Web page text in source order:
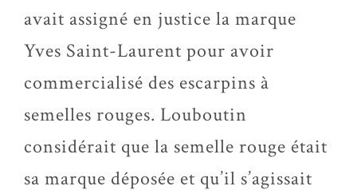
avait assigné en justice la marque
Yves Saint-Laurent pour avoir
commercialisé des escarpins à
semelles rouges. Louboutin
considérait que la semelle rouge était
sa marque déposée et qu’il s’agissait